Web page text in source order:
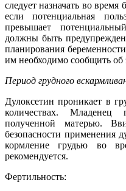
следует назначать во время
если потенциальная
превышает
должны быть
планирования
им необходимо сообщить об
Период грудного
Дулоксетин проникает в
количествах.
полученной матерью.
безопасности применения
кормление грудью во
рекомендуется.
Фертильность: